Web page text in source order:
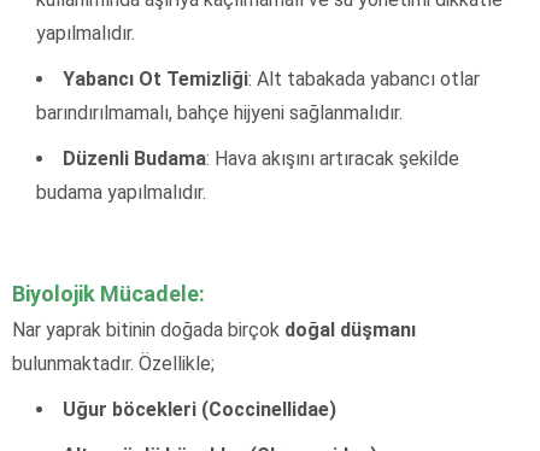
yapılmalıdır.
Yabancı Ot Temizliği: Alt tabakada yabancı otlar
barındırılmamalı, bahçe hijyeni sağlanmalıdır.
Düzenli Budama: Hava akışını artıracak şekilde
budama yapılmalıdır.
Biyolojik Mücadele:
Nar yaprak bitinin doğada birçok doğal düşmanı
bulunmaktadır. Özellikle;
Uğur böcekleri (Coccinellidae)